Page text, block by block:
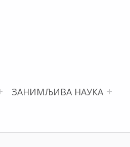
ЗАНИМЉИВА НАУКА